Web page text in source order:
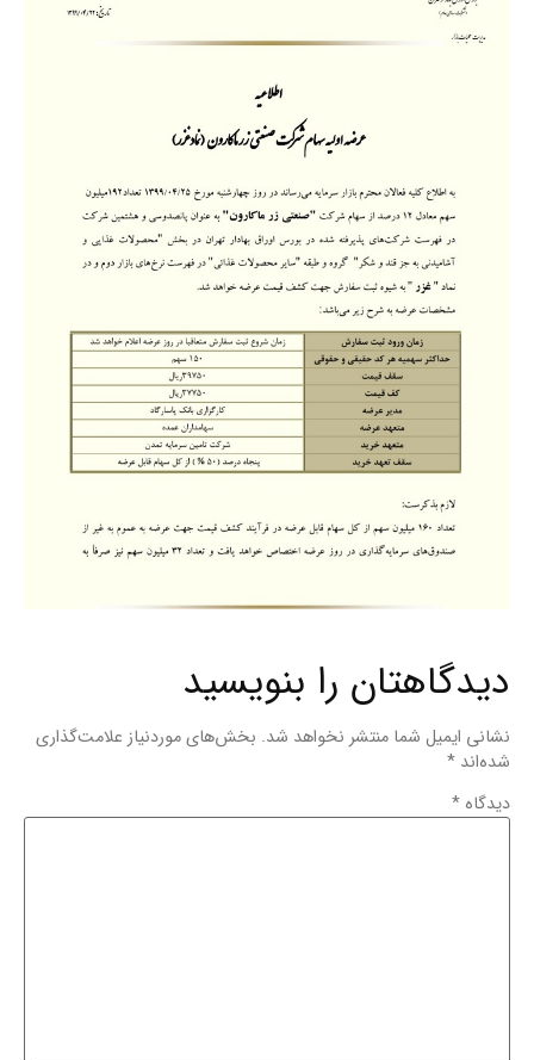
دیدگاهتان را بنویسید
نشانی ایمیل شما منتشر نخواهد شد. بخش‌های موردنیاز علامت‌گذاری
شده‌اند *
دیدگاه *